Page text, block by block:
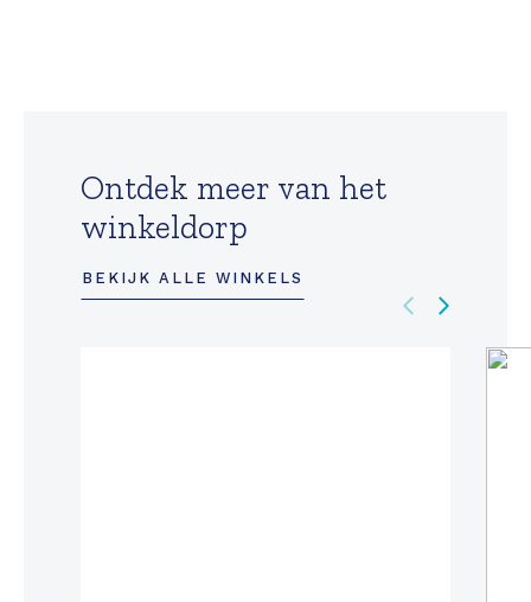
Ontdek meer van het
winkeldorp
BEKIJK ALLE WINKELS